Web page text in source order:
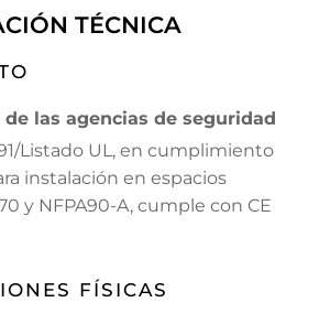
TÉCNICA
las agencias de seguridad
Listado UL, en cumplimiento
instalación en espacios
y NFPA90-A, cumple con CE
FÍSICAS